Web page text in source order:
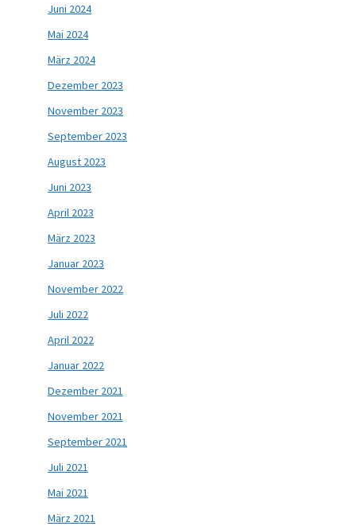
Juni 2024
Mai 2024
März 2024
Dezember 2023
November 2023
September 2023
August 2023
Juni 2023
April 2023
März 2023
Januar 2023
November 2022
Juli 2022
April 2022
Januar 2022
Dezember 2021
November 2021
September 2021
Juli 2021
Mai 2021
März 2021